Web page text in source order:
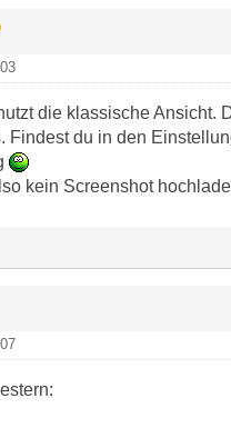
die klassische Ansicht.
Findest du in den
kein Screenshot